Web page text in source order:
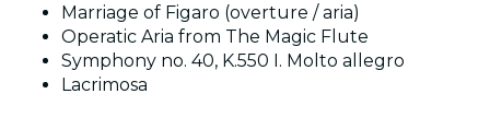
Marriage of Figaro (overture / aria)
Operatic Aria from The Magic Flute
Symphony no. 40, K.550 I. Molto allegro
Lacrimosa